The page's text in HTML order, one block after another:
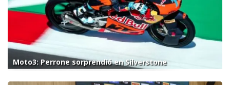
Moto3: Perrone sorprendió en Silverstone